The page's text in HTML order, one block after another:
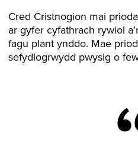
Cred Cristnogion mai
ar gyfer cyfathrach rywiol
fagu plant ynddo. Mae
sefydlogrwydd pwysig o